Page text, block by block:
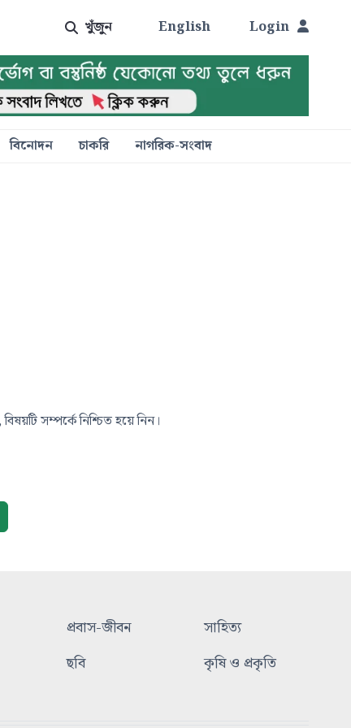
খুঁজুন English Login
বিনোদন চাকরি নাগরিক-সংবাদ
সম্পর্কে নিশ্চিত হয়ে নিন।
প্রবাস-জীবন
সাহিত্য
ছবি কৃষি ও প্রকৃতি